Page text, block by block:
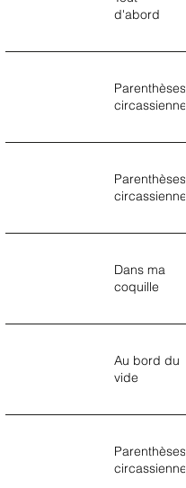
d'abord
Parenthèses
circassiennes
Parenthèses
circassiennes
Dans ma
coquille
Au bord du
vide
Parenthèses
circassiennes